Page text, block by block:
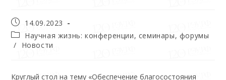
14.09.2023
Научная жизнь: конференции, семинары, форумы
/
Новости
Круглый стол на тему «Обеспечение благосостояния